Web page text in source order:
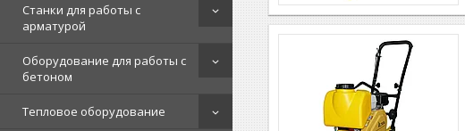
Станки для работы с
арматурой
Оборудование для работы с
бетоном
Тепловое оборудование